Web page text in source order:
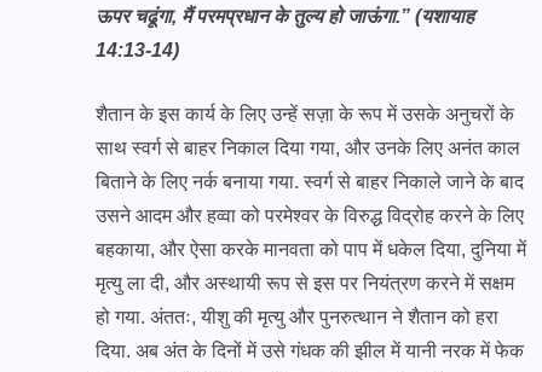
ऊपर चढूंगा, मैं परमप्रधान के तुल्य हो जाऊंगा.” (यशायाह
14:13-14)
शैतान के इस कार्य के लिए उन्हें सज़ा के रूप में उसके अनुचरों के
साथ स्वर्ग से बाहर निकाल दिया गया, और उनके लिए अनंत काल
बिताने के लिए नर्क बनाया गया. स्वर्ग से बाहर निकाले जाने के बाद
उसने आदम और हव्वा को परमेश्वर के विरुद्ध विद्रोह करने के लिए
बहकाया, और ऐसा करके मानवता को पाप में धकेल दिया, दुनिया में
मृत्यु ला दी, और अस्थायी रूप से इस पर नियंत्रण करने में सक्षम
हो गया. अंततः, यीशु की मृत्यु और पुनरुत्थान ने शैतान को हरा
दिया. अब अंत के दिनों में उसे गंधक की झील में यानी नरक में फेक